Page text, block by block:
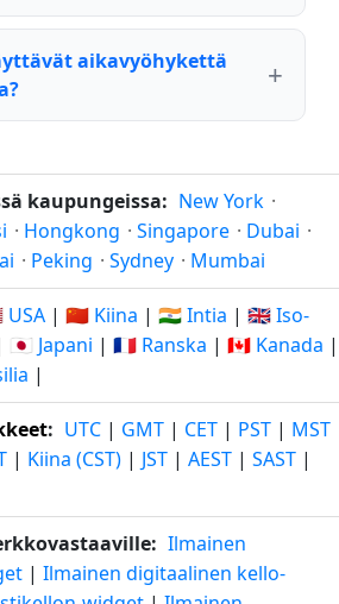
aikavyöhykettä
kaupungeissa: New York ·
· Hongkong · Singapore · Dubai ·
· Peking · Sydney · Mumbai
USA | 🇨🇳 Kiina | 🇮🇳 Intia | 🇬🇧 Iso-
🇯🇵 Japani | 🇫🇷 Ranska | 🇨🇦 Kanada |
|
: UTC | GMT | CET | PST | MST
| Kiina (CST) | JST | AEST | SAST |
Ilmainen
| Ilmainen digitaalinen kello-